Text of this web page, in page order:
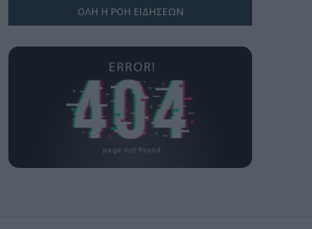
ΟΛΗ Η ΡΟΗ ΕΙΔΗΣΕΩΝ